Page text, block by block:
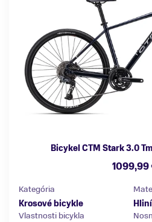
Bicykel CTM Stark 3.0
1099,99
Kategória
Krosové bicykle
Vlastnosti bicykla